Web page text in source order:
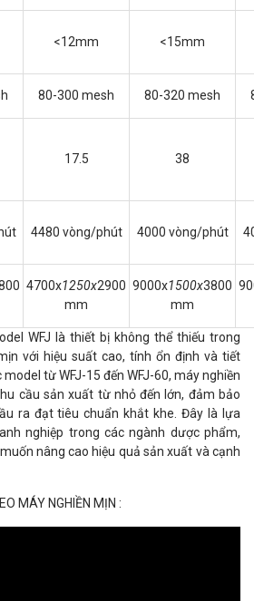
<12mm <15mm
80-300 mesh 80-320 mesh
17.5 38
4480 vòng/phút 4000 vòng/phút
4700x1250x2900
mm
9000x1500x3800
mm
WFJ là thiết bị không thể thiếu trong
với hiệu suất cao, tính ổn định và tiết
từ WFJ-15 đến WFJ-60, máy nghiền
cầu sản xuất từ nhỏ đến lớn, đảm bảo
ra đạt tiêu chuẩn khắt khe. Đây là lựa
nghiệp trong các ngành dược phẩm,
nâng cao hiệu quả sản xuất và cạnh
MÁY NGHIỀN MỊN :